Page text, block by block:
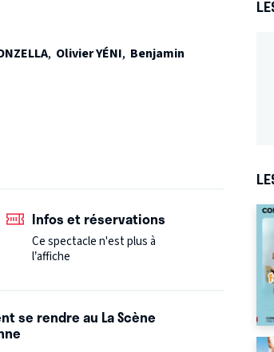
ses habitants ?
mais aussi les 06 ?
rembourser le fisc ?
, Olivier YÉNI, Benjamin
Infos et réservations
Ce spectacle n'est plus à
l’affiche
se rendre au La Scène